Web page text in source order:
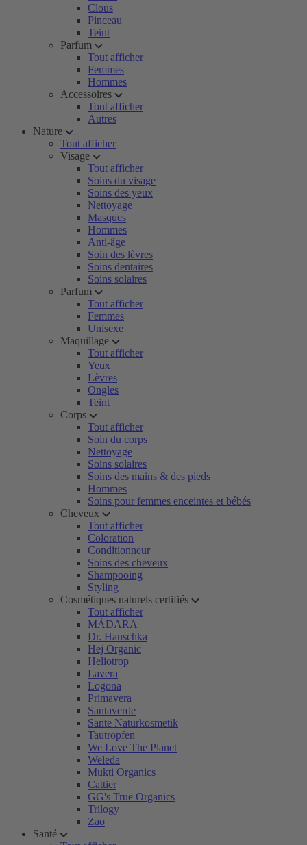
Clous
Pinceau
Teint
Parfum
Tout afficher
Femmes
Hommes
Accessoires
Tout afficher
Autres
Nature
Tout afficher
Visage
Tout afficher
Soins du visage
Soins des yeux
Nettoyage
Masques
Hommes
Anti-âge
Soin des lèvres
Soins dentaires
Soins solaires
Parfum
Tout afficher
Femmes
Unisexe
Maquillage
Tout afficher
Yeux
Lèvres
Ongles
Teint
Corps
Tout afficher
Soin du corps
Nettoyage
Soins solaires
Soins des mains & des pieds
Hommes
Soins pour femmes enceintes et bébés
Cheveux
Tout afficher
Coloration
Conditionneur
Soins des cheveux
Shampooing
Styling
Cosmétiques naturels certifiés
Tout afficher
MÁDARA
Dr. Hauschka
Hej Organic
Heliotrop
Lavera
Logona
Primavera
Santaverde
Sante Naturkosmetik
Tautropfen
We Love The Planet
Weleda
Mukti Organics
Cattier
GG's True Organics
Trilogy
Zao
Santé